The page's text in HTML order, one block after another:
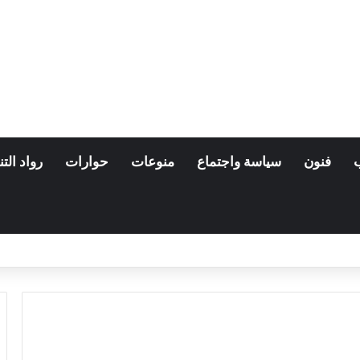
فنون سياسة واجتماع منوعات حوارات رواد